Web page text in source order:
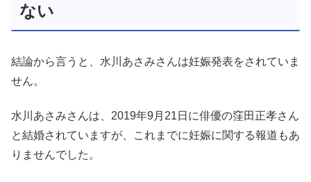
ない
結論から言うと、水川あさみさんは妊娠発表をされていま
せん。
水川あさみさんは、2019年9月21日に俳優の窪田正孝さん
と結婚されていますが、これまでに妊娠に関する報道もあ
りませんでした。